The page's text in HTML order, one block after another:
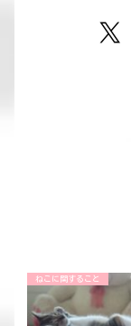
ねこに関すること